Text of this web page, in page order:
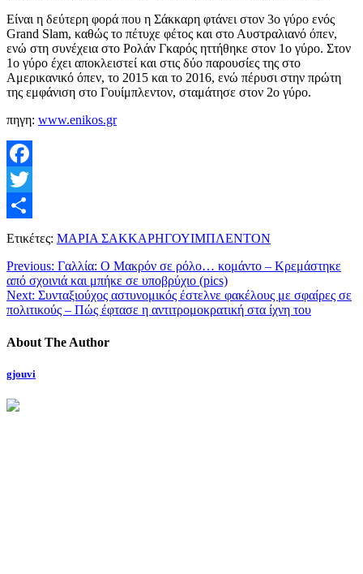
Είναι η δεύτερη φορά που η Σάκκαρη φτάνει στον 3ο γύρο ενός
Grand Slam, καθώς το πέτυχε φέτος και στο Αυστραλιανό όπεν,
ενώ στη συνέχεια στο Ρολάν Γκαρός ηττήθηκε στον 1ο γύρο. Στον
1ο γύρο έχει αποκλειστεί και στις δύο παρουσίες της στο
Αμερικανικό όπεν, το 2015 και το 2016, ενώ πέρυσι στην πρώτη
της εμφάνιση στο Γουίμπλεντον, σταμάτησε στον 2ο γύρο.
πηγη: www.enikos.gr
Facebook
Twitter
Μοιραστείτε
Ετικέτες: ΜΑΡΙΑ ΣΑΚΚΑΡΗΓΟΥΙΜΠΛΕΝΤΟΝ
Previous: Γαλλία: Ο Μακρόν σε ρόλο… κομάντο – Κρεμάστηκε
από σχοινιά και μπήκε σε υποβρύχιο (pics)
Next: Συνταξιούχος αστυνομικός έστελνε φακέλους με σφαίρες σε
πολιτικούς – Πώς έφτασε η αντιτρομοκρατική στα ίχνη του
About The Author
gjouvi